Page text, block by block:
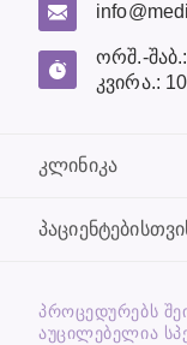
ორშ.-
კვირა.:
კლინიკა
ᲞᲠᲝᲪᲔᲓᲣᲠᲔᲑᲡ
ᲐᲣᲪᲘᲚᲔᲑᲔᲚᲘᲐ